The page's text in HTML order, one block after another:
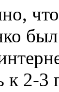
к 2-3